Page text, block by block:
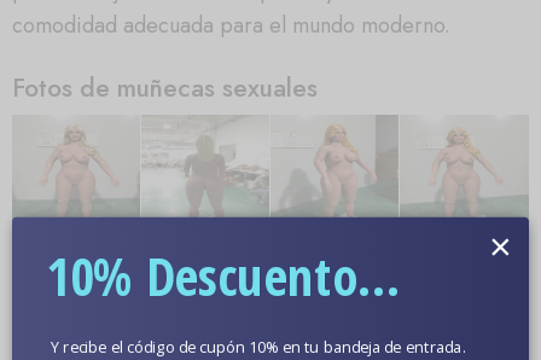
comodidad adecuada para el mundo moderno.
Fotos de muñecas sexuales
10% Descuento...
Y recibe el código de cupón 10% en tu bandeja de entrada.
×